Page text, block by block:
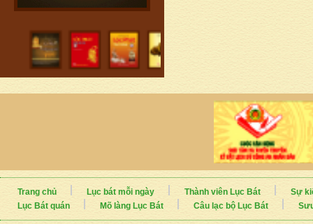
Trang chủ Lục bát mỗi ngày Thành viên Lục Bát
Sự
Lục Bát quán
Mõ làng Lục Bát Câu lạc bộ Lục Bát